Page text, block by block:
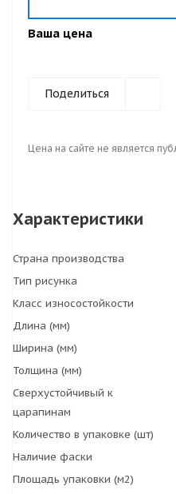
Ваша цена
Поделиться
Цена на сайте не является
Характеристики
Страна производства
Тип рисунка
Класс износостойкости
Длина (мм)
Ширина (мм)
Толщина (мм)
Сверхустойчивый к
царапинам
Количество в упаковке (шт)
Наличие фаски
Площадь упаковки (м2)